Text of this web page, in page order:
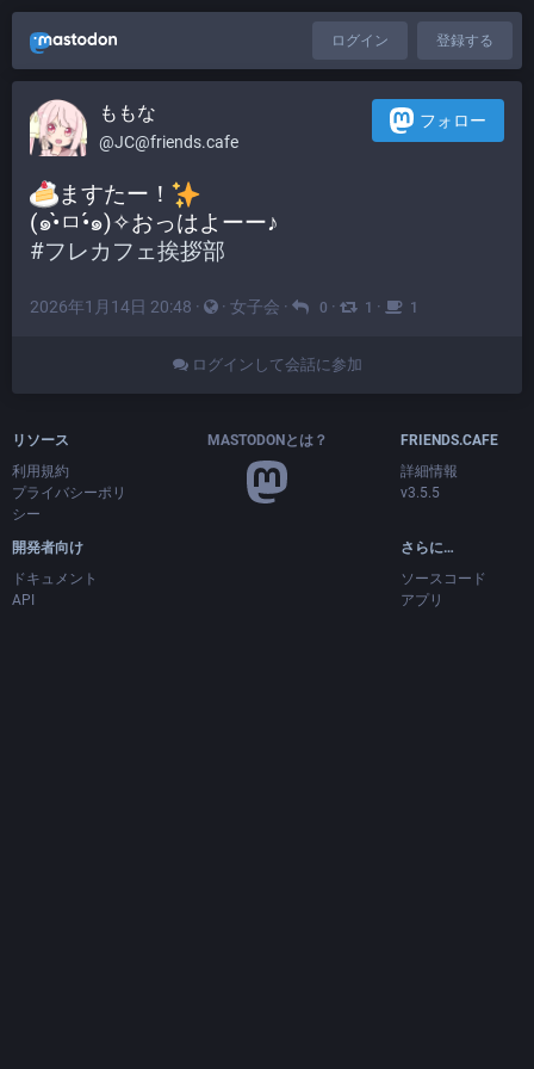
ログイン 登録する
ももな
@JC@friends.cafe
フォロー
ますたー！
(๑•̀ㅁ•́๑)✧おっはよーー♪
#フレカフェ挨拶部
2026年1月14日 20:48 · · 女子会 · 0 · 1 · 1
ログインして会話に参加
リソース
利用規約
プライバシーポリ
シー
開発者向け
ドキュメント
API
MASTODONとは？
FRIENDS.CAFE
詳細情報
v3.5.5
さらに…
ソースコード
アプリ